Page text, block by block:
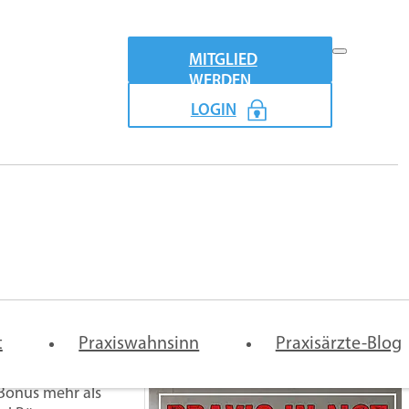
MITGLIED
WERDEN
LOGIN
Arztpraxis
Praxiswahnsinn Praxisärzte-Blog
(SPD).
mehr als